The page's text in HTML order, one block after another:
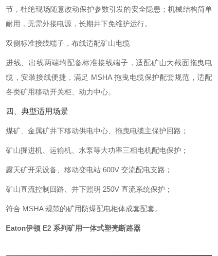
节，杜绝现场随意改动保护参数引发的安全隐患；机械结构简单
耐用，无需外接电源，长期井下免维护运行。
双侧标准接线端子，布线适配矿山电缆
进线、出线两端均配备标准接线端子，适配矿山大截面拖曳电
缆，安装接线便捷，满足 MSHA 拖曳电缆保护配套规范，适配
各类矿用移动开关柜、动力中心。
四、典型适用场景
煤矿、金属矿井下移动供电中心、拖曳电缆主保护回路；
矿山掘进机、运输机、水泵等大功率三相电机配电保护；
露天矿开采设备、移动变电站 600V 交流配电支路；
矿山直流控制回路、井下照明 250V 直流系统保护；
符合 MSHA 规范的矿用防爆配电柜体成套配套。
Eaton伊顿 E2 系列矿用一体式塑壳断路器